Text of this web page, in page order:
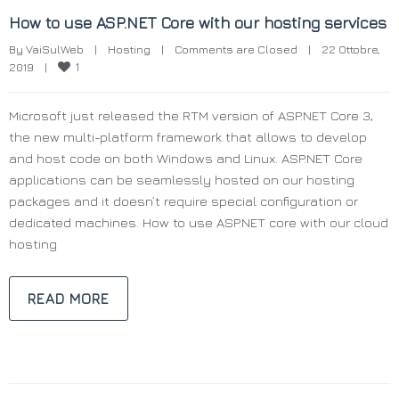
How to use ASP.NET Core with our hosting services
By VaiSulWeb | Hosting | Comments are Closed |
22 Ottobre,
2019 | 1
Microsoft just released the RTM version of ASP.NET Core 3,
the new multi-platform framework that allows to develop
and host code on both Windows and Linux. ASP.NET Core
applications can be seamlessly hosted on our hosting
packages and it doesn’t require special configuration or
dedicated machines. How to use ASP.NET core with our cloud
hosting
READ MORE